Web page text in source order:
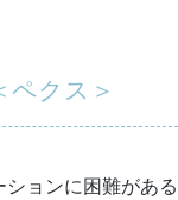
ペクス＞
ョンに困難がある